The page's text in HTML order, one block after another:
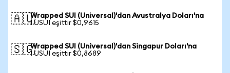
🇦🇺Wrapped SUI (Universal)'dan Avustralya Doları'na
1 USUI eşittir $0,9615
🇸🇬Wrapped SUI (Universal)'dan Singapur Doları'na
1 USUI eşittir $0,8689